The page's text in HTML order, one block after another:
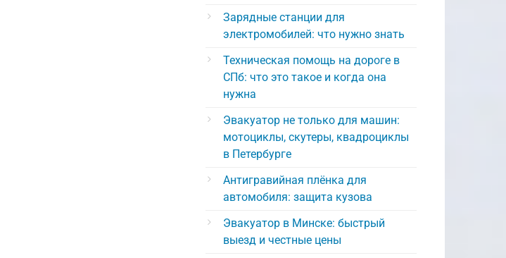
Зарядные станции для
электромобилей: что нужно знать
Техническая помощь на дороге в
СПб: что это такое и когда она
нужна
Эвакуатор не только для машин:
мотоциклы, скутеры, квадроциклы
в Петербурге
Антигравийная плёнка для
автомобиля: защита кузова
Эвакуатор в Минске: быстрый
выезд и честные цены